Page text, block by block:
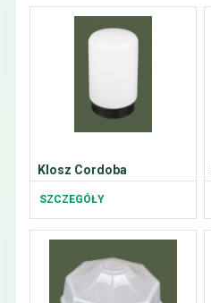
Klosz Cordoba
SZCZEGÓŁY